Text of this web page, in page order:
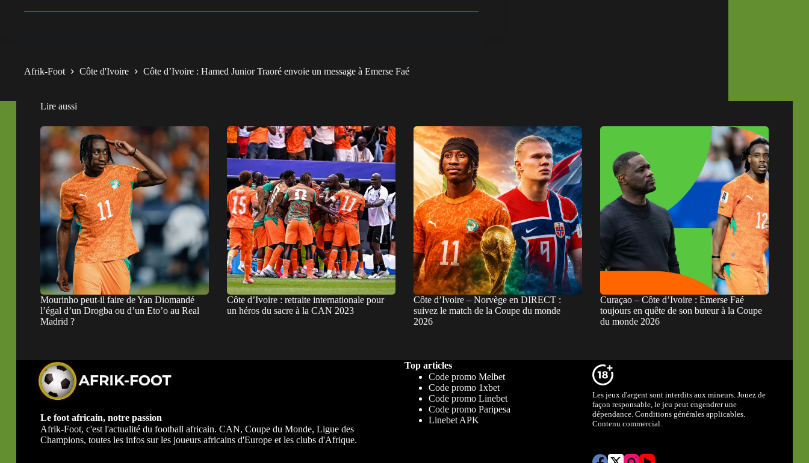
Afrik-Foot Côte d'Ivoire Côte d’Ivoire : Hamed Junior Traoré envoie un message à Emerse Faé
Lire aussi
Mourinho peut-il faire de Yan Diomandé
l’égal d’un Drogba ou d’un Eto’o au Real
Madrid ?
Côte d’Ivoire : retraite internationale pour
un héros du sacre à la CAN 2023
Côte d’Ivoire – Norvège en DIRECT :
suivez le match de la Coupe du monde
2026
Curaçao – Côte d’Ivoire : Emerse Faé
toujours en quête de son buteur à la Coupe
du monde 2026
Le foot africain, notre passion
Afrik-Foot, c'est l'actualité du football africain. CAN, Coupe du Monde, Ligue des
Champions, toutes les infos sur les joueurs africains d'Europe et les clubs d'Afrique.
Top articles
Code promo Melbet
Code promo 1xbet
Code promo Linebet
Code promo Paripesa
Linebet APK
Les jeux d'argent sont interdits aux mineurs. Jouez de
façon responsable, le jeu peut engendrer une
dépendance. Conditions générales applicables.
Contenu commercial.